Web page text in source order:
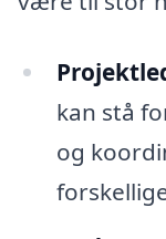
kan stå
og